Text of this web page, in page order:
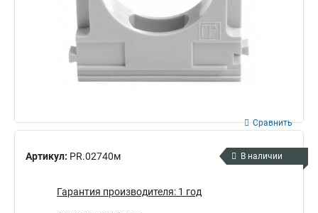
Артикул: PR.02740м
Сравнить
В наличии
Гарантия производителя: 1 год